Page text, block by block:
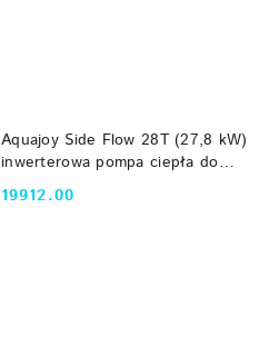
Aquajoy Side Flow 28T (27,8 kW)
inwerterowa pompa ciepła do
basenu
Cena:
19912.00
DO KOSZYKA